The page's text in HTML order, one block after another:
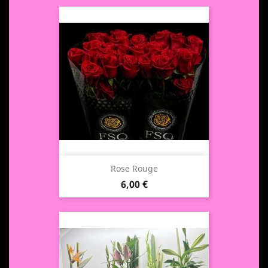
Rose Rouge
Prix
6,00 €